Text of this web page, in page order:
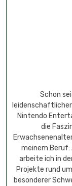
Schon
Nintendo
die
meinem Beruf:
arbeite ich in
Projekte rund
besonderer